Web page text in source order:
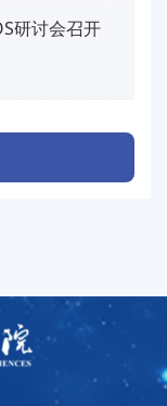
研讨会召开